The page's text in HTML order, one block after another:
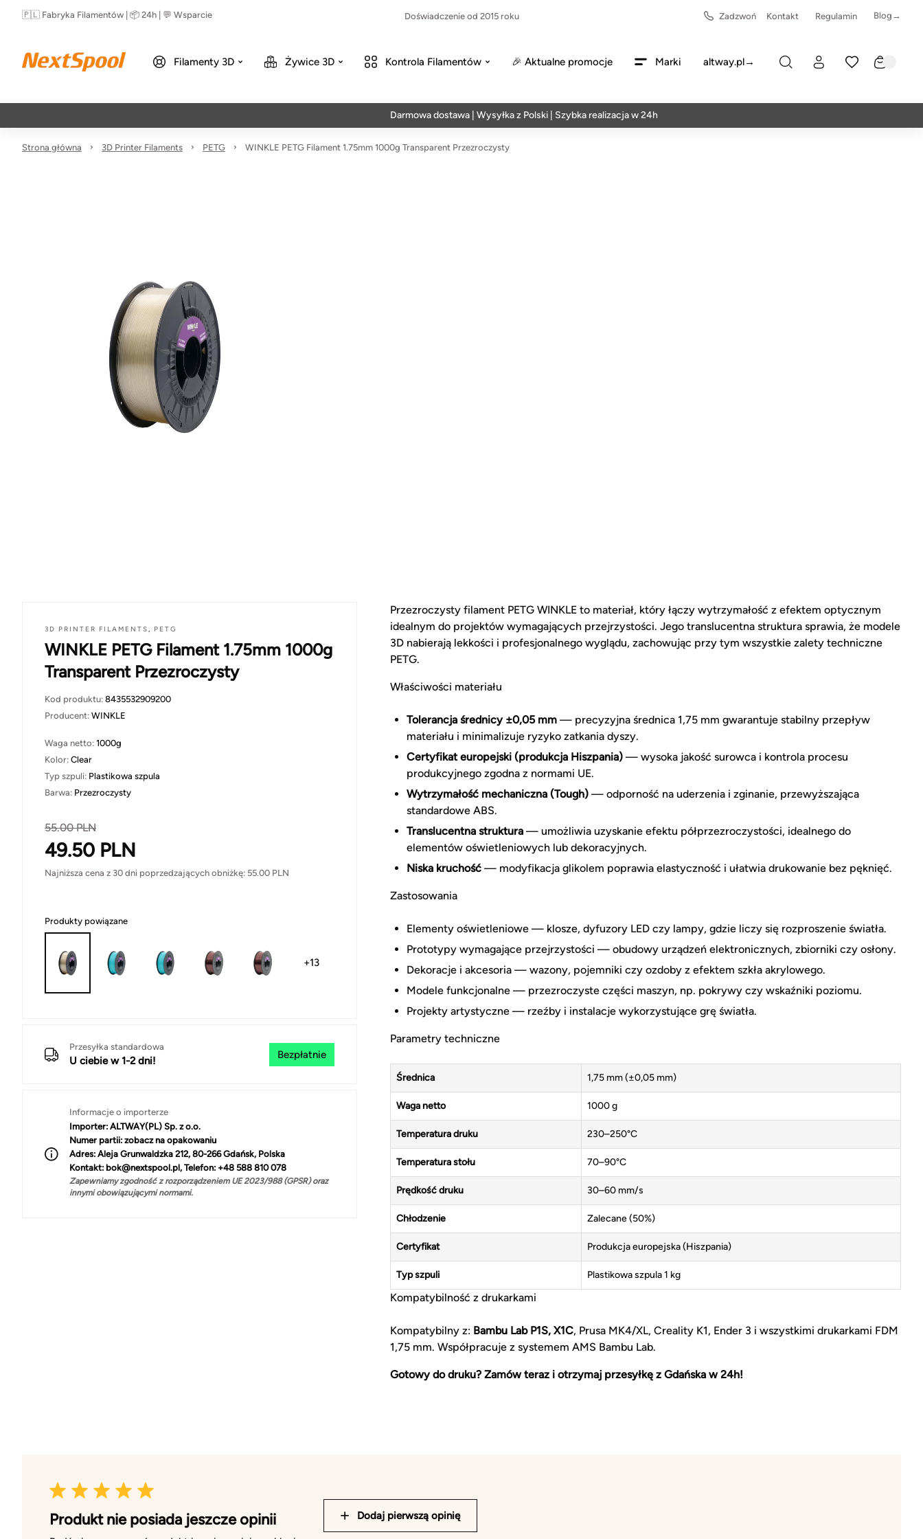
🇵🇱 Fabryka Filamentów | 📦 24h | 💬 Wsparcie Doświadczenie od 2015 roku Zadzwoń Kontakt Regulamin Blog→
Filamenty 3D Żywice 3D Kontrola Filamentów 🎉 Aktualne promocje Marki altway.pl→
Darmowa dostawa | Wysyłka z Polski | Szybka realizacja w 24h
Strona główna 3D Printer Filaments PETG WINKLE PETG Filament 1.75mm 1000g Transparent Przezroczysty
3D PRINTER FILAMENTS, PETG
WINKLE PETG Filament 1.75mm 1000g
Transparent Przezroczysty
Kod produktu: 8435532909200
Producent: WINKLE
Waga netto: 1000g
Kolor: Clear
Typ szpuli: Plastikowa szpula
Barwa: Przezroczysty
55.00PLN
49.50 PLN
Najniższa cena z 30 dni poprzedzających obniżkę: 55.00 PLN
Produkty powiązane
+13
Przesyłka standardowa
U ciebie w 1-2 dni!
Bezpłatnie
Informacje o importerze
Importer: ALTWAY(PL) Sp. z o.o.
Numer partii: zobacz na opakowaniu
Adres: Aleja Grunwaldzka 212, 80-266 Gdańsk, Polska
Kontakt: bok@nextspool.pl, Telefon: +48 588 810 078
Zapewniamy zgodność z rozporządzeniem UE 2023/988 (GPSR) oraz
innymi obowiązującymi normami.
Przezroczysty filament PETG WINKLE to materiał, który łączy wytrzymałość z efektem optycznym
idealnym do projektów wymagających przejrzystości. Jego translucentna struktura sprawia, że modele
3D nabierają lekkości i profesjonalnego wyglądu, zachowując przy tym wszystkie zalety techniczne
PETG.
Właściwości materiału
Tolerancja średnicy ±0,05 mm — precyzyjna średnica 1,75 mm gwarantuje stabilny przepływ
materiału i minimalizuje ryzyko zatkania dyszy.
Certyfikat europejski (produkcja Hiszpania) — wysoka jakość surowca i kontrola procesu
produkcyjnego zgodna z normami UE.
Wytrzymałość mechaniczna (Tough) — odporność na uderzenia i zginanie, przewyższająca
standardowe ABS.
Translucentna struktura — umożliwia uzyskanie efektu półprzezroczystości, idealnego do
elementów oświetleniowych lub dekoracyjnych.
Niska kruchość — modyfikacja glikolem poprawia elastyczność i ułatwia drukowanie bez pęknięć.
Zastosowania
Elementy oświetleniowe — klosze, dyfuzory LED czy lampy, gdzie liczy się rozproszenie światła.
Prototypy wymagające przejrzystości — obudowy urządzeń elektronicznych, zbiorniki czy osłony.
Dekoracje i akcesoria — wazony, pojemniki czy ozdoby z efektem szkła akrylowego.
Modele funkcjonalne — przezroczyste części maszyn, np. pokrywy czy wskaźniki poziomu.
Projekty artystyczne — rzeźby i instalacje wykorzystujące grę światła.
Parametry techniczne
Średnica 1,75 mm (±0,05 mm)
Waga netto 1000 g
Temperatura druku 230–250°C
Temperatura stołu 70–90°C
Prędkość druku 30–60 mm/s
Chłodzenie Zalecane (50%)
Certyfikat Produkcja europejska (Hiszpania)
Typ szpuli Plastikowa szpula 1 kg
Kompatybilność z drukarkami
Kompatybilny z: Bambu Lab P1S, X1C, Prusa MK4/XL, Creality K1, Ender 3 i wszystkimi drukarkami FDM
1,75 mm. Współpracuje z systemem AMS Bambu Lab.
Gotowy do druku? Zamów teraz i otrzymaj przesyłkę z Gdańska w 24h!
Produkt nie posiada jeszcze opinii Dodaj pierwszą opinię